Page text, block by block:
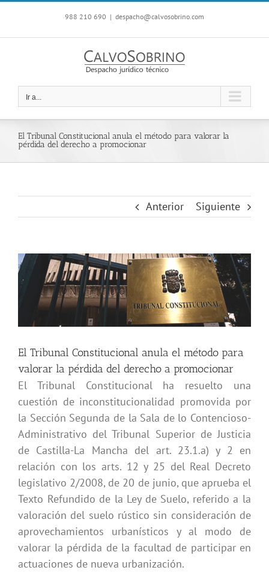
contenido
988 210 690 | despacho@calvosobrino.com
Ir a...
El Tribunal Constitucional anula el método para valorar la
pérdida del derecho a promocionar
Anterior Siguiente
Ver
imagen
grande
El Tribunal Constitucional anula el método para
valorar la pérdida del derecho a promocionar
El Tribunal Constitucional ha resuelto una
cuestión de inconstitucionalidad promovida por
la Sección Segunda de la Sala de lo Contencioso-
Administrativo del Tribunal Superior de Justicia
de Castilla-La Mancha del art. 23.1.a) y 2 en
relación con los arts. 12 y 25 del Real Decreto
legislativo 2/2008, de 20 de junio, que aprueba el
Texto Refundido de la Ley de Suelo, referido a la
valoración del suelo rústico sin consideración de
aprovechamientos urbanísticos y al modo de
valorar la pérdida de la facultad de participar en
actuaciones de nueva urbanización.